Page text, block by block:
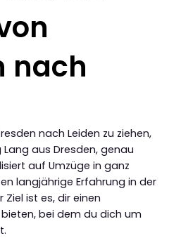
nach
nach Leiden zu ziehen,
aus Dresden, genau
auf Umzüge in ganz
langjährige Erfahrung in der
Ziel ist es, dir einen
bei dem du dich um